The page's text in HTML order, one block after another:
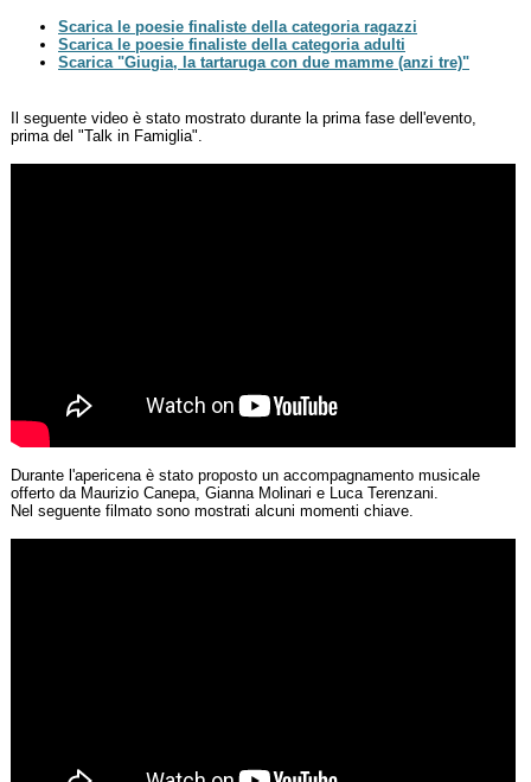
Scarica le poesie finaliste della categoria ragazzi
Scarica le poesie finaliste della categoria adulti
Scarica "Giugia, la tartaruga con due mamme (anzi tre)"
Il seguente video è stato mostrato durante la prima fase dell'evento,
prima del "Talk in Famiglia".
Durante l'apericena è stato proposto un accompagnamento musicale
offerto da Maurizio Canepa, Gianna Molinari e Luca Terenzani.
Nel seguente filmato sono mostrati alcuni momenti chiave.